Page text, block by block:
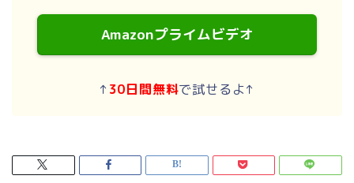
Amazonプライムビデオ
↑ 30日間無料で試せるよ↑